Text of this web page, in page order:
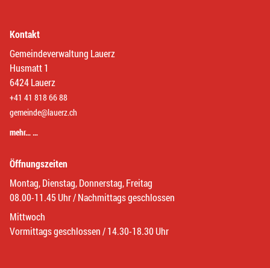
Kontakt
Gemeindeverwaltung Lauerz
Husmatt 1
6424 Lauerz
+41 41 818 66 88
gemeinde@lauerz.ch
mehr… …
Öffnungszeiten
Montag, Dienstag, Donnerstag, Freitag
08.00-11.45 Uhr / Nachmittags geschlossen
Mittwoch
Vormittags geschlossen / 14.30-18.30 Uhr